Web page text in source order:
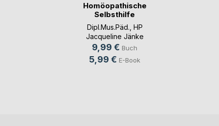
Homöopathische
Selbsthilfe
praktis(...)
Dipl.Mus.Päd., HP
Jacqueline Jänke
9,99 € Buch
5,99 € E-Book